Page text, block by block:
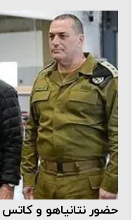
حضور نتانیاهو و